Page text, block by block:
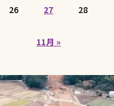
11月 »
26 27
28